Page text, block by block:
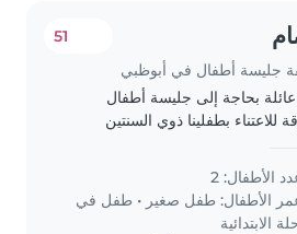
جليسة أطفال في أبوظبي
51
بحاجة إلى جليسة أطفال
للاعتناء بطفلينا ذوي السنتين
مع الحيوانات الأليفة والطبخ
ببعض المهام المنزلية. يتسم
الأطفال: 2
الأطفال: طفل صغير • طفل في
الابتدائية